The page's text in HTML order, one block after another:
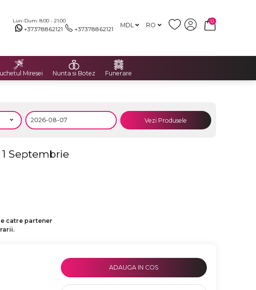
Lun-Dum: 8:00 - 21:00
+37378862121 +37378862121 MDL RO
0
Miresei Nunta si Botez Funerare
Vezi Produsele
Septembrie
catre partener
ADAUGA IN COS